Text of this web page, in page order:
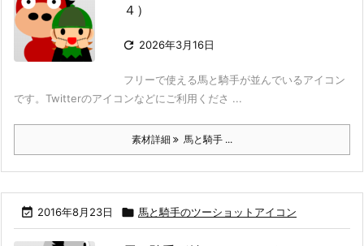
４）
 2026年3月16日
フリーで使える馬と騎手が並んでいるアイコン
です。Twitterのアイコンなどにご利用くださ ...
素材詳細 馬と騎手 ...
 2016年8月23日  馬と騎手のツーショットアイコン